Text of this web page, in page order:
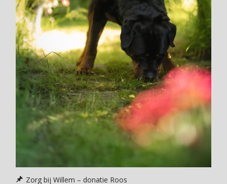
Zorg bij Willem – donatie Roos